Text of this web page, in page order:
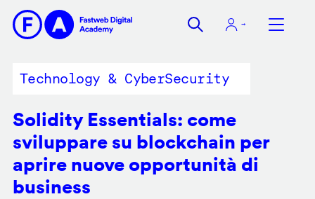
contenuto
Technology & CyberSecurity
Solidity Essentials: come
sviluppare su blockchain per
aprire nuove opportunità di
business